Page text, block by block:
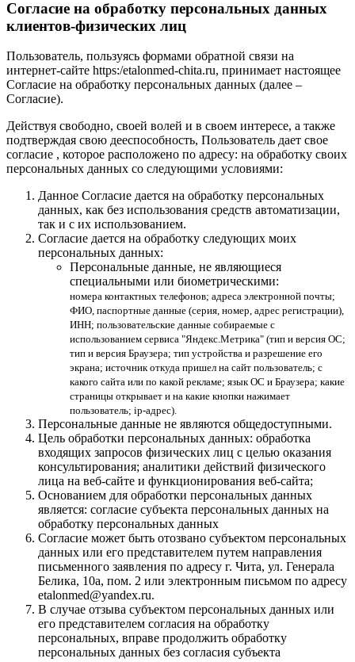
Согласие на обработку персональных данных
клиентов-физических лиц
Пользователь, пользуясь формами обратной связи на
интернет-сайте https:/etalonmed-chita.ru, принимает настоящее
Согласие на обработку персональных данных (далее –
Согласие).
Действуя свободно, своей волей и в своем интересе, а также
подтверждая свою дееспособность, Пользователь дает свое
согласие , которое расположено по адресу: на обработку своих
персональных данных со следующими условиями:
Данное Согласие дается на обработку персональных
данных, как без использования средств автоматизации,
так и с их использованием.
Согласие дается на обработку следующих моих
персональных данных:
Персональные данные, не являющиеся
специальными или биометрическими:
номера контактных телефонов; адреса электронной почты;
ФИО, паспортные данные (серия, номер, адрес регистрации),
ИНН; пользовательские данные собираемые с
использованием сервиса "Яндекс.Метрика" (тип и версия ОС;
тип и версия Браузера; тип устройства и разрешение его
экрана; источник откуда пришел на сайт пользователь; с
какого сайта или по какой рекламе; язык ОС и Браузера; какие
страницы открывает и на какие кнопки нажимает
пользователь; ip-адрес).
Персональные данные не являются общедоступными.
Цель обработки персональных данных: обработка
входящих запросов физических лиц с целью оказания
консультирования; аналитики действий физического
лица на веб-сайте и функционирования веб-сайта;
Основанием для обработки персональных данных
является: согласие субъекта персональных данных на
обработку персональных данных
Согласие может быть отозвано субъектом персональных
данных или его представителем путем направления
письменного заявления по адресу г. Чита, ул. Генерала
Белика, 10а, пом. 2 или электронным письмом по адресу
etalonmed@yandex.ru.
В случае отзыва субъектом персональных данных или
его представителем согласия на обработку
персональных, вправе продолжить обработку
персональных данных без согласия субъекта